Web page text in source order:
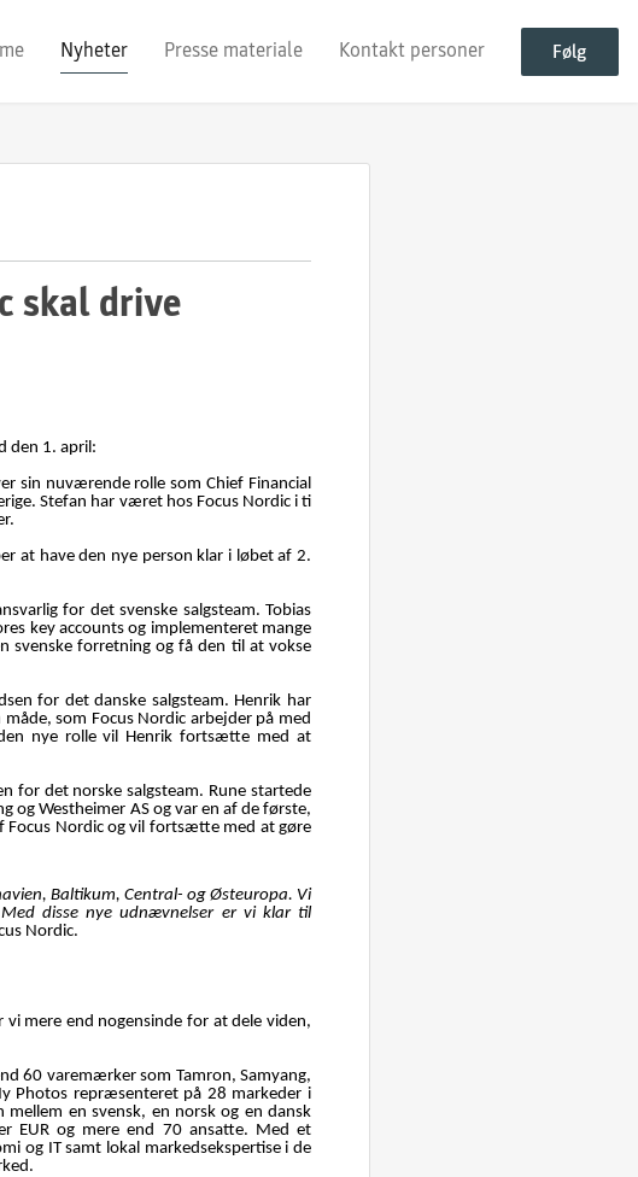
Nyheter Presse materiale Kontakt personer Følg
skal drive
den 1. april:
sin nuværende rolle som Chief Financial
Stefan har været hos Focus Nordic i ti
at have den nye person klar i løbet af 2.
for det svenske salgsteam. Tobias
key accounts og implementeret mange
svenske forretning og få den til at vokse
for det danske salgsteam. Henrik har
som Focus Nordic arbejder på med
nye rolle vil Henrik fortsætte med at
for det norske salgsteam. Rune startede
og Westheimer AS og var en af de første,
Focus Nordic og vil fortsætte med at gøre
Baltikum, Central- og Østeuropa. Vi
disse nye udnævnelser er vi klar til
Nordic.
mere end nogensinde for at dele viden,
60 varemærker som Tamron, Samyang,
Photos repræsenteret på 28 markeder i
en svensk, en norsk og en dansk
EUR og mere end 70 ansatte. Med et
og IT samt lokal markedsekspertise i de